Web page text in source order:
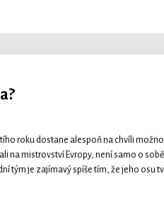
roku dostane alespoň na chvíli
na mistrovství Evropy, není samo o
tým je zajímavý spíše tím, že jeho osu